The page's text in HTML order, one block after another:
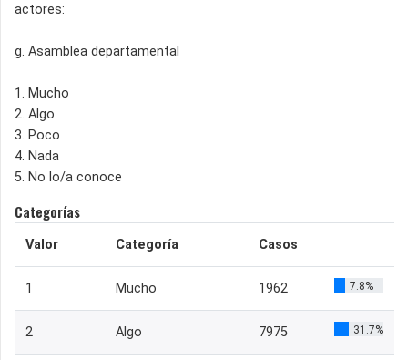
actores:
g. Asamblea departamental
1. Mucho
2. Algo
3. Poco
4. Nada
5. No lo/a conoce
Categorías
Valor Categoría Casos
1 Mucho 1962 7.8%
2 Algo 7975 31.7%